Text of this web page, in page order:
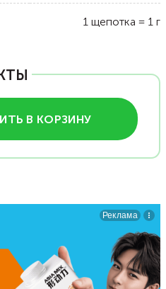
1 щепотка = 1 г
В КОРЗИНУ